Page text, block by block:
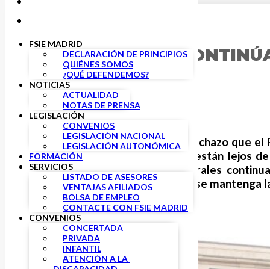
FSIE MADRID
DECLARACIÓN DE PRINCIPIOS
QUIÉNES SOMOS
¿QUÉ DEFENDEMOS?
NOTICIAS
ACTUALIDAD
NOTAS DE PRENSA
LEGISLACIÓN
CONVENIOS
LEGISLACIÓN NACIONAL
LEGISLACIÓN AUTONÓMICA
FORMACIÓN
SERVICIOS
LISTADO DE ASESORES
VENTAJAS AFILIADOS
BOLSA DE EMPLEO
CONTACTE CON FSIE MADRID
CONVENIOS
CONCERTADA
PRIVADA
INFANTIL
ATENCIÓN A LA
MÁS PLURALES
DEL SENADO
La enorme preocupación y el rechazo que
una gran parte de la sociedad están lejos
récord, la Plataforma Más Plurales
prevista para el próximo día 23 se